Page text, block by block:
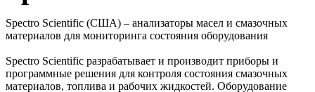
Spectro Scientific (США) – анализаторы масел и смазочных
материалов для мониторинга состояния оборудования
Spectro Scientific разрабатывает и производит приборы и
программные решения для контроля состояния смазочных
материалов, топлива и рабочих жидкостей. Оборудование